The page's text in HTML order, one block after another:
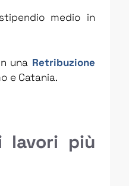
medio in
una Retribuzione
e Catania.
lavori più